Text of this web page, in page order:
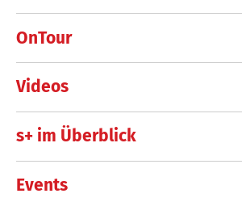
OnTour
Videos
s+ im Überblick
Events